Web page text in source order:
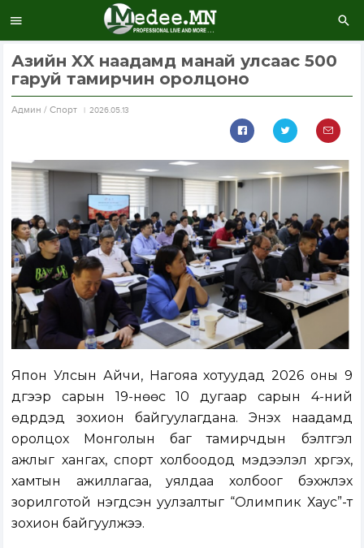
Азийн XX наадамд манай улсаас 500
гаруй тамирчин оролцоно
Aдмин / Спорт 2026.05.13
Япон Улсын Айчи, Нагояа хотуудад 2026 оны 9
дүгээр сарын 19-нөөс 10 дугаар сарын 4-ний
өдрүүдэд зохион байгуулагдана. Энэхүү наадамд
оролцох Монголын баг тамирчдын бэлтгэл
ажлыг хангах, спорт холбоодод мэдээлэл хүргэх,
хамтын ажиллагаа, уялдаа холбоог бэхжүүлэх
зорилготой нэгдсэн уулзалтыг “Олимпик Хаус”-т
зохион байгуулжээ.